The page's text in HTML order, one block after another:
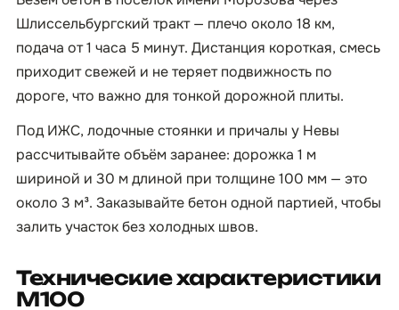
Шлиссельбургский тракт — плечо около 18 км,
подача от 1 часа 5 минут. Дистанция короткая, смесь
приходит свежей и не теряет подвижность по
дороге, что важно для тонкой дорожной плиты.
Под ИЖС, лодочные стоянки и причалы у Невы
рассчитывайте объём заранее: дорожка 1 м
шириной и 30 м длиной при толщине 100 мм — это
около 3 м³. Заказывайте бетон одной партией, чтобы
залить участок без холодных швов.
Технические характеристики
М100